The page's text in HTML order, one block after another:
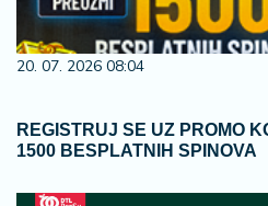
20. 07. 2026 08:04
REGISTRUJ SE UZ PROMO
1500 BESPLATNIH SPINOVA